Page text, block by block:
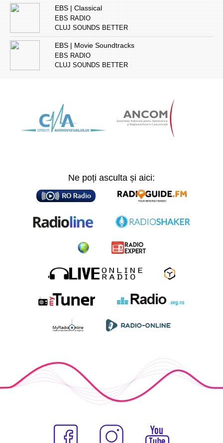
EBS | Classical
EBS RADIO
CLUJ SOUNDS BETTER
EBS | Movie Soundtracks
EBS RADIO
CLUJ SOUNDS BETTER
Ne poți asculta și aici: